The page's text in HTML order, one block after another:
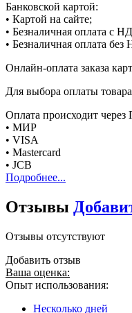
Банковской картой:
• Картой на сайте;
• Безналичная оплата с
• Безналичная оплата
Онлайн-оплата заказа
Для выбора оплаты
Оплата происходит
• МИР
• VISA
• Mastercard
• JCB
Подробнее...
Отзывы
Отзывы отсутствуют
Добавить отзыв
Ваша оценка:
Опыт использования:
Несколько дней